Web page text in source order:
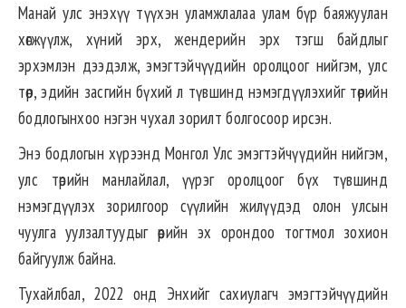
Манай улс энэхүү түүхэн уламжлалаа улам бүр баяжуулан
хөгжүүлж, хүний эрх, жендерийн эрх тэгш байдлыг
эрхэмлэн дээдэлж, эмэгтэйчүүдийн оролцоог нийгэм, улс
төр, эдийн засгийн бүхий л түвшинд нэмэгдүүлэхийг төрийн
бодлогынхоо нэгэн чухал зорилт болгосоор ирсэн.
Энэ бодлогын хүрээнд Монгол Улс эмэгтэйчүүдийн нийгэм,
улс төрийн манлайлал, үүрэг оролцоог бүх түвшинд
нэмэгдүүлэх зорилгоор сүүлийн жилүүдэд олон улсын
чуулга уулзалтуудыг өөрийн эх орондоо тогтмол зохион
байгуулж байна.
Тухайлбал, 2022 онд Энхийг сахиулагч эмэгтэйчүүдийн